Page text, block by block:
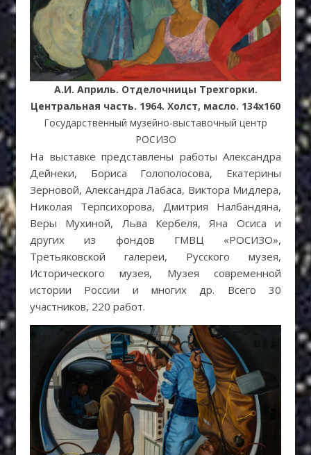
А.И. Априль. Отделочницы Трехгорки.
Центральная часть. 1964. Холст, масло. 134х160
Государственный музейно-выставочный центр
РОСИЗО
На выставке представлены работы Александра
Дейнеки, Бориса Голополосова, Екатерины
Зерновой, Александра Лабаса, Виктора Мидлера,
Николая Терпсихорова, Дмитрия Налбандяна,
Веры Мухиной, Льва Кербеля, Яна Осиса и
других из фондов ГМВЦ «РОСИЗО»,
Третьяковской галереи, Русского музея,
Исторического музея, Музея современной
истории России и многих др. Всего 30
участников, 220 работ.